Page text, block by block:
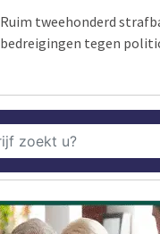
Ruim tweehonderd
bedreigingen tegen